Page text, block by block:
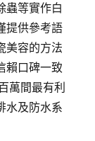
蟲等實作白
提供參考語
美容的方法
賴口碑一致
萬間最有利
水及防水系